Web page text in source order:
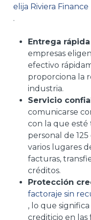
elija Riviera Finance
.
Entrega rápida
empresas
efectivo
proporciona la
industria.
Servicio
comunicarse
con la que esté
personal de
varios lugares
facturas,
créditos.
Protección
factoraje sin
, lo que
crediticio en las